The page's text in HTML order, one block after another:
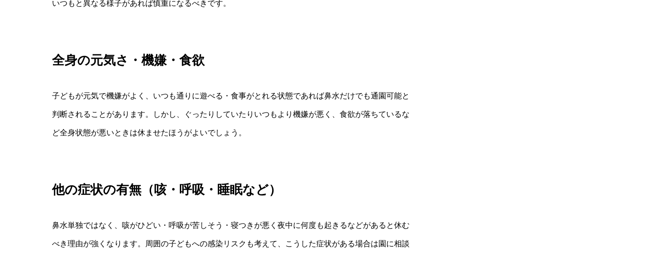
いつもと異なる様子があれば慎重になるべきです。
全身の元気さ・機嫌・食欲
子どもが元気で機嫌がよく、いつも通りに遊べる・食事がとれる状態であれば鼻水だけでも通園可能と
判断されることがあります。しかし、ぐったりしていたりいつもより機嫌が悪く、食欲が落ちているな
ど全身状態が悪いときは休ませたほうがよいでしょう。
他の症状の有無（咳・呼吸・睡眠など）
鼻水単独ではなく、咳がひどい・呼吸が苦しそう・寝つきが悪く夜中に何度も起きるなどがあると休む
べき理由が強くなります。周囲の子どもへの感染リスクも考えて、こうした症状がある場合は園に相談